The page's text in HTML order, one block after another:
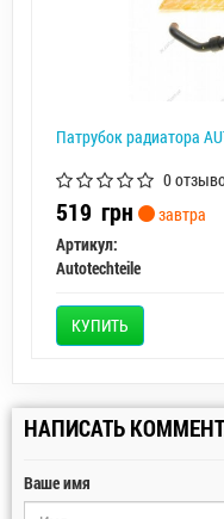
Патрубок радиатора
0
519 грн
завтра
Артикул:
Autotechteile
КУПИТЬ
НАПИСАТЬ
Ваше имя